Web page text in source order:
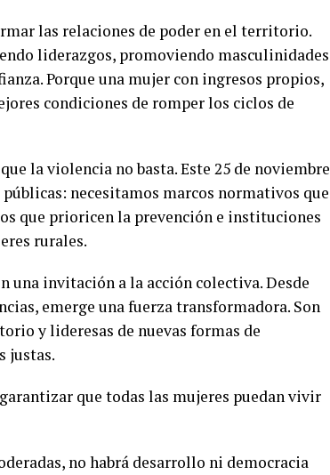
las relaciones de poder en el territorio.
liderazgos, promoviendo masculinidades
Porque una mujer con ingresos propios,
condiciones de romper los ciclos de
la violencia no basta. Este 25 de noviembre
necesitamos marcos normativos que
que prioricen la prevención e instituciones
rurales.
una invitación a la acción colectiva. Desde
emerge una fuerza transformadora. Son
y lideresas de nuevas formas de
justas.
que todas las mujeres puedan vivir
no habrá desarrollo ni democracia